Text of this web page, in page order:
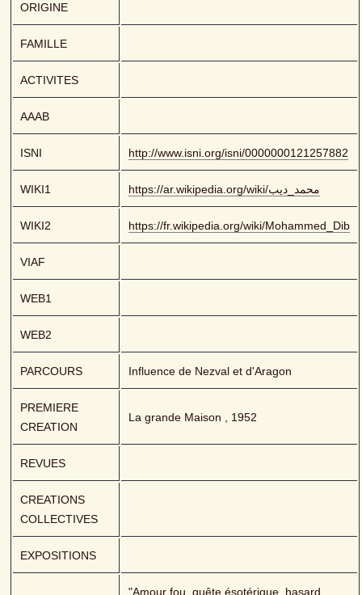
ORIGINE
FAMILLE
ACTIVITES
AAAB
ISNI http://www.isni.org/isni/0000000121257882
WIKI1 https://ar.wikipedia.org/wiki/محمد_ديب
WIKI2 https://fr.wikipedia.org/wiki/Mohammed_Dib
VIAF
WEB1
WEB2
PARCOURS Influence de Nezval et d'Aragon
PREMIERE
CREATION
La grande Maison , 1952
REVUES
CREATIONS
COLLECTIVES
EXPOSITIONS
"Amour fou, quête ésotérique, hasard